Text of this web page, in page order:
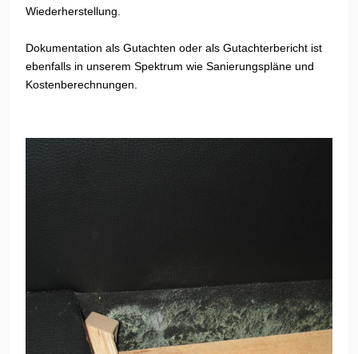
Wiederherstellung.
Dokumentation als Gutachten oder als Gutachterbericht ist
ebenfalls in unserem Spektrum wie Sanierungspläne und
Kostenberechnungen.